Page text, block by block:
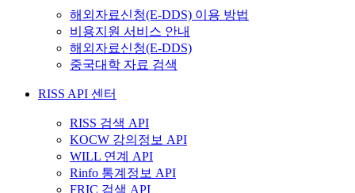
해외자료신청(E-DDS) 이용 방법
비용지원 서비스 안내
해외자료신청(E-DDS)
중국대학 자료 검색
RISS API 센터
RISS 검색 API
KOCW 강의정보 API
WILL 연계 API
Rinfo 통계정보 API
FRIC 검색 API